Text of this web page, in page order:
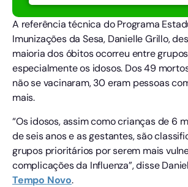
A referência técnica do Programa
Imunizações da Sesa, Danielle Grillo,
maioria dos óbitos ocorreu entre
especialmente os idosos. Dos 49
não se vacinaram, 30 eram pessoas
mais.
“Os idosos, assim como crianças de 6
de seis anos e as gestantes, são
grupos prioritários por serem mais
complicações da Influenza”, disse
Tempo Novo.